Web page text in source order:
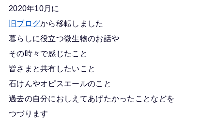
2020年10月に
旧ブログから移転しました
暮らしに役立つ微生物のお話や
その時々で感じたこと
皆さまと共有したいこと
石けんやオピスエールのこと
過去の自分におしえてあげたかったことなどを
つづります